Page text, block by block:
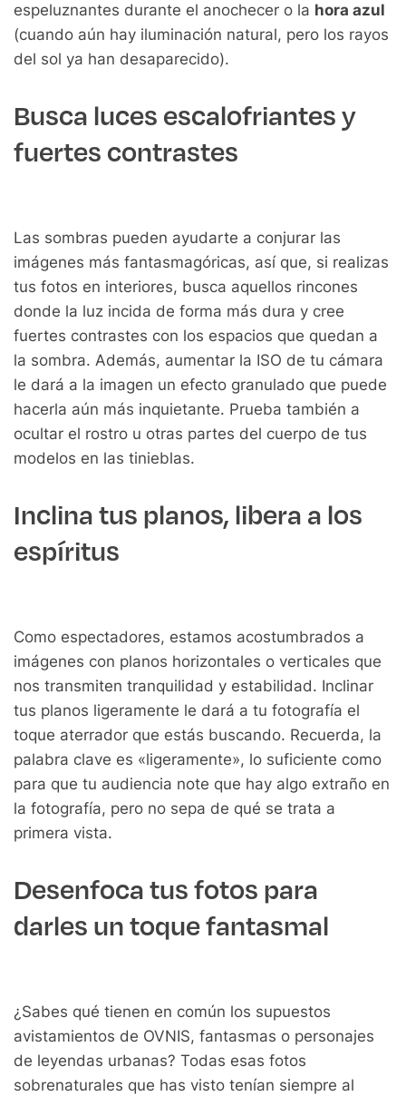
espeluznantes durante el anochecer o la hora azul
(cuando aún hay iluminación natural, pero los rayos
del sol ya han desaparecido).
Busca luces escalofriantes y
fuertes contrastes
Las sombras pueden ayudarte a conjurar las
imágenes más fantasmagóricas, así que, si realizas
tus fotos en interiores, busca aquellos rincones
donde la luz incida de forma más dura y cree
fuertes contrastes con los espacios que quedan a
la sombra. Además, aumentar la ISO de tu cámara
le dará a la imagen un efecto granulado que puede
hacerla aún más inquietante. Prueba también a
ocultar el rostro u otras partes del cuerpo de tus
modelos en las tinieblas.
Inclina tus planos, libera a los
espíritus
Como espectadores, estamos acostumbrados a
imágenes con planos horizontales o verticales que
nos transmiten tranquilidad y estabilidad. Inclinar
tus planos ligeramente le dará a tu fotografía el
toque aterrador que estás buscando. Recuerda, la
palabra clave es «ligeramente», lo suficiente como
para que tu audiencia note que hay algo extraño en
la fotografía, pero no sepa de qué se trata a
primera vista.
Desenfoca tus fotos para
darles un toque fantasmal
¿Sabes qué tienen en común los supuestos
avistamientos de OVNIS, fantasmas o personajes
de leyendas urbanas? Todas esas fotos
sobrenaturales que has visto tenían siempre al